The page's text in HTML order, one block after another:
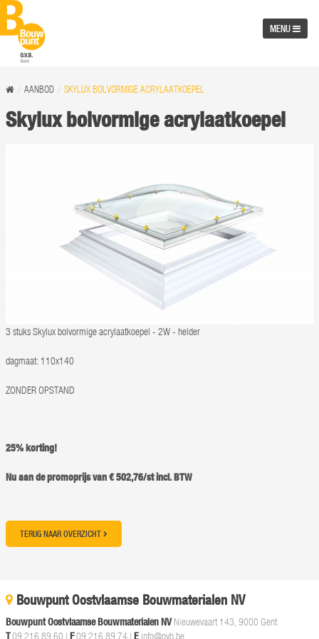
MENU
AANBOD SKYLUX BOLVORMIGE ACRYLAATKOEPEL
Skylux bolvormige acrylaatkoepel
3 stuks Skylux bolvormige acrylaatkoepel - 2W - helder
dagmaat: 110x140
ZONDER OPSTAND
25% korting!
Nu aan de promoprijs van € 502,76/st incl. BTW
TERUG NAAR OVERZICHT
Bouwpunt Oostvlaamse Bouwmaterialen NV
Bouwpunt Oostvlaamse Bouwmaterialen NVNieuwevaart 143, 9000 Gent
T09 216 89 60 | F09 216 89 74 | E info@ovb.be